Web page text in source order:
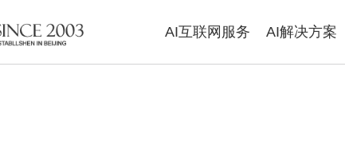
AI互联网服务 AI解决方案